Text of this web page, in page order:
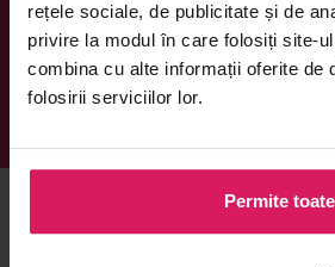
rețele sociale, de publicitate și de
privire la modul în care folosiți site-
combina cu alte informații oferite de
folosirii serviciilor lor.
Permite toate
Sare